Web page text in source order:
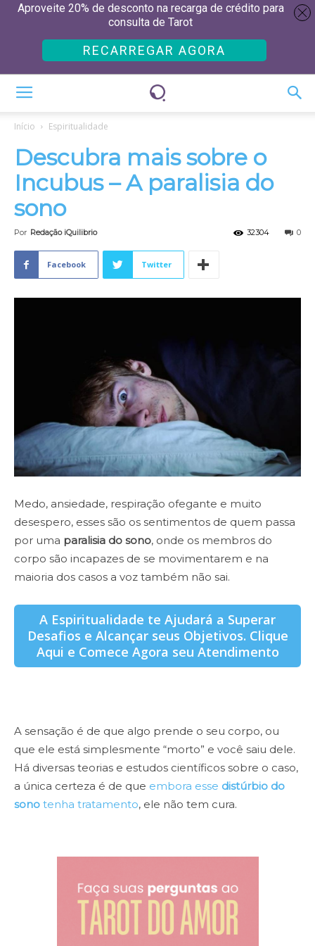
Início Espiritualidade
Descubra mais sobre o
Incubus – A paralisia do
sono
Por Redação iQuilibrio 0
32304
Facebook Twitter
Medo, ansiedade, respiração ofegante e muito
desespero, esses são os sentimentos de quem passa
por uma paralisia do sono, onde os membros do
corpo são incapazes de se movimentarem e na
maioria dos casos a voz também não sai.
A Espiritualidade te Ajudará a Superar
Desafios e Alcançar seus Objetivos. Clique
Aqui e Comece Agora seu Atendimento
A sensação é de que algo prende o seu corpo, ou
que ele está simplesmente “morto” e você saiu dele.
Há diversas teorias e estudos científicos sobre o caso,
a única certeza é de que embora esse distúrbio do
sono tenha tratamento, ele não tem cura.
Aproveite 20% de desconto na recarga de crédito para
consulta de Tarot
RECARREGAR AGORA